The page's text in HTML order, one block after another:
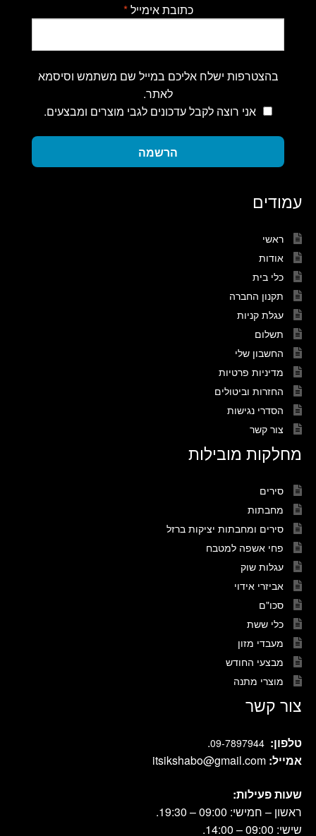
כתובת אימייל*
בהצטרפות ישלח אליכם במייל שם משתמש וסיסמא
לאתר.
אני רוצה לקבל עדכונים לגבי מוצרים ומבצעים.
הרשמה
עמודים
ראשי
אודות
כלי בית
תקנון החברה
עגלת קניות
תשלום
החשבון שלי
מדיניות פרטיות
החזרות וביטולים
הסדרי נגישות
צור קשר
מחלקות מובילות
סירים
מחבתות
סירים ומחבתות יציקות ברזל
פחי אשפה למטבח
עגלות שוק
אביזרי אידוי
סכו"ם
כלי ששת
מעבדי מזון
מבצעי החודש
מוצרי מתנה
צור קשר
טלפון: 09-7897944
.
אמייל: itsikshabo@gmail.com
שעות פעילות:
ראשון – חמישי: 09:00 – 19:30.
שישי: 09:00 – 14:00.